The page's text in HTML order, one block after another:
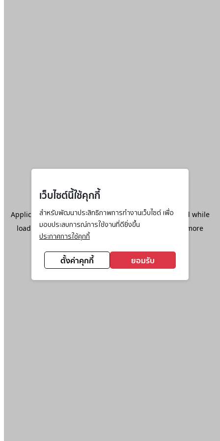
เว็บไซต์นี้ใช้คุกกี้
สำหรับพัฒนาประสิทธิภาพการทำงานเว็บไซต์ เพื่อ
มอบประสบการณ์การใช้งานที่ดียิ่งขึ้น
ประกาศการใช้คุกกี้
ตั้งค่าคุกกี้ ยอมรับ
Application error: aclient-side exception has occurred while
loadingwww.ktc.co.th(see the browser console
for more
information).